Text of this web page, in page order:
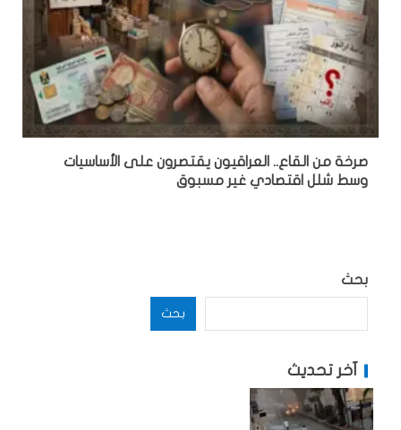
صرخة من القاع.. العراقيون يقتصرون على الأساسيات
وسط شلل اقتصادي غير مسبوق
بحث
بحث
آخر تحديث